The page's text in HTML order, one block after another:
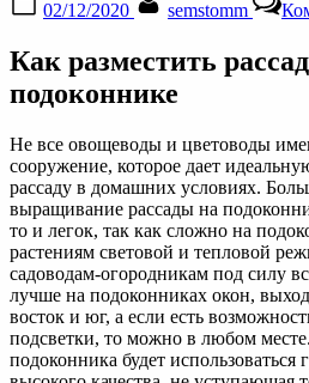
on
02/12/2020 semstomm
Как разместить
подоконнике
Не все овощеводы и цветоводы
сооружение, которое дает
рассаду в домашних условиях.
выращивание рассады на
то и легок, так как сложно на
растениям световой и тепловой
садоводам-огородникам под силу
лучше на подоконниках окон,
восток и юг, а если есть
подсветки, то можно в любом
подоконника будет использоваться